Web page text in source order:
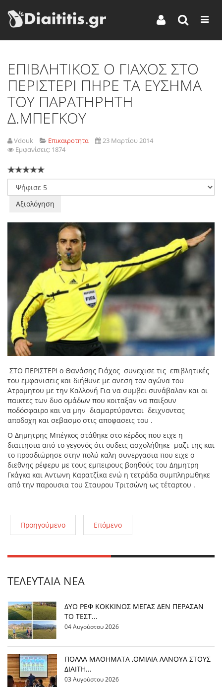
ΕΠΙΒΛΗΤΙΚΟΣ Ο ΓΙΑΧΟΣ ΣΤΟ
ΠΕΡΙΣΤΕΡΙ ΠΗΡΕ ΤΑ ΕΥΣΗΜΑ
ΤΟΥ ΠΑΡΑΤΗΡΗΤΗ
Δ.ΜΠΕΓΚΟΥ
Vdouk Επικαιροτητα
23 Μαρτίου 2014
Εμφανίσεις: 1874
Παρακαλώ
αξιολογήστε
ΣΤΟ ΠΕΡΙΣΤΕΡΙ ο Θανάσης Γιάχος συνεχισε τις επιβλητικές
του εμφανισεις και διήθυνε με ανεση τον αγώνα του
Ατρομητου με την Καλλονή Για να συμβει συνάβαλαν και οι
παικτες των δυο ομάδων που κοιταξαν να παιξουν
ποδόσφαιρο και να μην διαμαρτύρονται δειχνοντας
αποδοχη και σεβασμο στις αποφασεις του .
Ο Δημητρης Μπέγκος στάθηκε στο κέρδος που ειχε η
διαιτησια από το γεγονός ότι ουδεις ασχολήθηκε μαζι της και
το προσδιώρησε στην πολύ καλη συνεργασια που ειχε ο
διεθνης ρέφερυ με τους εμπειρους βοηθούς του Δημητρη
Γκάγκα και Αντωνη Καρατζίκα ενώ η τετράδα συμπληρωθηκε
από την παρουσια του Σταυρου Τριτσώνη ως τέταρτου .
Προηγούμενο Επόμενο
ΤΕΛΕΥΤΑΊΑ ΝΈΑ
ΔΥΟ ΡΕΦ ΚΟΚΚΙΝΟΣ ΜΕΓΑΣ ΔΕΝ ΠΕΡΑΣΑΝ
ΤΟ ΤΕΣΤ...
04 Αυγούστου 2026
ΠΟΛΛΑ ΜΑΘΗΜΑΤΑ ,ΟΜΙΛΙΑ ΛΑΝΟΥΑ ΣΤΟΥΣ
ΔΙΑΙΤΗ...
03 Αυγούστου 2026